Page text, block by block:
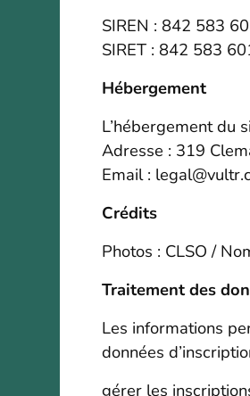
SIREN : 842 583
SIRET : 842 583
Hébergement
L’hébergement du
Adresse : 319
Email :
Crédits
Photos : CLSO /
Traitement des
Les informations
données
gérer les